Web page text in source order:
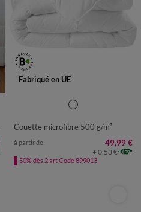
Fabriqué en UE
Couette microfibre 500 g/m²
à partir de 49,99 €
+ 0,53 €
-50% dès 2 art Code 899013